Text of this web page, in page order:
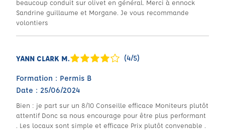
beaucoup conduit sur olivet en général. Merci à ennock
Sandrine guillaume et Morgane. Je vous recommande
volontiers
YANN CLARK M. (4/5)
Formation : Permis B
Date : 25/06/2024
Bien : je part sur un 8/10 Conseille efficace Moniteurs plutôt
attentif Donc sa nous encourage pour être plus performant
. Les locaux sont simple et efficace Prix plutôt convenable .